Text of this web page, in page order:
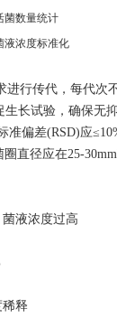
菌数量统计
液浓度标准化
进行传代，每代
生长试验，确保无
准偏差(RSD)应
直径应在25-
液浓度过高
释